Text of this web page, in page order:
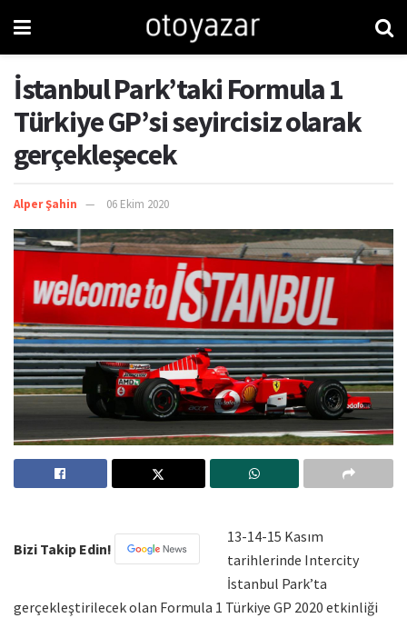
İstanbul Park’taki Formula 1
Türkiye GP’si seyircisiz olarak
gerçekleşecek
Alper Şahin 06 Ekim 2020
Bizi Takip Edin!
13-14-15 Kasım
tarihlerinde Intercity
İstanbul Park’ta
gerçekleştirilecek olan Formula 1 Türkiye GP 2020 etkinliği